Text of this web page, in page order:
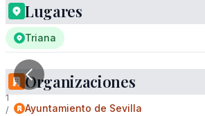
1
/
Lugares
Triana
Organizaciones
Ayuntamiento de Sevilla